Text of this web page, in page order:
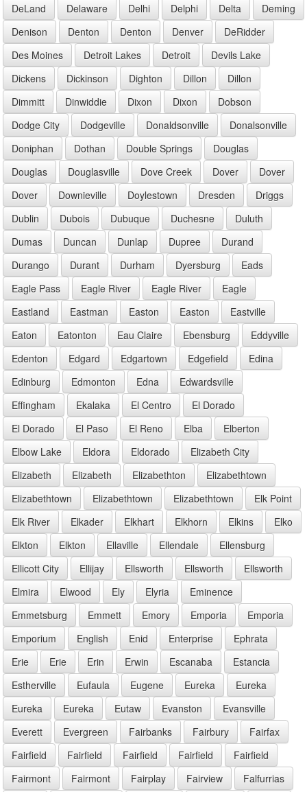
DeLand
Delaware Delhi Delphi Delta
Deming
Denison
Denton Denton Denver
DeRidder
Des Moines
Detroit Lakes Detroit
Devils Lake
Dickens
Dickinson Dighton Dillon
Dillon
Dimmitt
Dinwiddie Dixon Dixon
Dobson
Dodge City
Dodgeville Donaldsonville
Donalsonville
Doniphan
Dothan Double Springs
Douglas
Douglas
Douglasville Dove Creek Dover
Dover
Dover
Downieville Doylestown Dresden
Driggs
Dublin
Dubois Dubuque Duchesne
Duluth
Dumas
Duncan Dunlap Dupree
Durand
Durango
Durant Durham Dyersburg
Eads
Eagle Pass
Eagle River Eagle River
Eagle
Eastland
Eastman Easton Easton
Eastville
Eaton
Eatonton Eau Claire Ebensburg
Eddyville
Edenton
Edgard Edgartown Edgefield
Edina
Edinburg
Edmonton Edna
Edwardsville
Effingham
Ekalaka El Centro
El Dorado
El Dorado
El Paso El Reno Elba
Elberton
Elbow Lake
Eldora Eldorado
Elizabeth City
Elizabeth
Elizabeth Elizabethton
Elizabethtown
Elizabethtown
Elizabethtown Elizabethtown
Elk Point
Elk River
Elkader Elkhart Elkhorn Elkins
Elko
Elkton
Elkton Ellaville Ellendale
Ellensburg
Ellicott City
Ellijay Ellsworth Ellsworth
Ellsworth
Elmira
Elwood Ely Elyria
Eminence
Emmetsburg
Emmett Emory Emporia
Emporia
Emporium
English Enid Enterprise
Ephrata
Erie
Erie Erin Erwin Escanaba
Estancia
Estherville
Eufaula Eugene Eureka
Eureka
Eureka
Eureka Eutaw Evanston
Evansville
Everett
Evergreen Fairbanks Fairbury
Fairfax
Fairfield
Fairfield Fairfield Fairfield
Fairfield
Fairmont
Fairmont Fairplay Fairview Falfurrias